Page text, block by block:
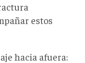
estos
hacia afuera: